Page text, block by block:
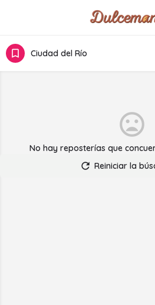
Ciudad del Río
No hay reposterías que
Reiniciar la